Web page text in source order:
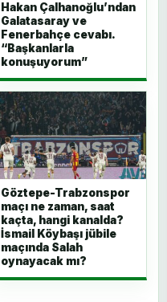
Hakan Çalhanoğlu’ndan
Galatasaray ve
Fenerbahçe cevabı.
“Başkanlarla
konuşuyorum”
Göztepe-Trabzonspor
maçı ne zaman, saat
kaçta, hangi kanalda?
İsmail Köybaşı jübile
maçında Salah
oynayacak mı?